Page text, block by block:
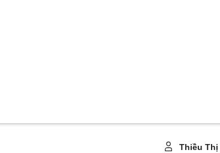
Thiều Thị